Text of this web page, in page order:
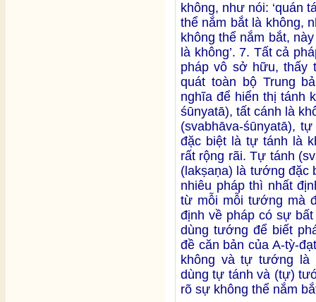
không, như nói: ‘quán
thể nắm bắt là không,
không thể nắm bắt,
là không’. 7. Tất cả
pháp vô sở hữu, thấy
quát toàn bộ Trung
nghĩa để hiển thị tánh
śūnyatā), tất cánh là
(svabhāva-śūnyatā),
đặc biệt là tự tánh là
rất rộng rãi. Tự tánh
(lakṣaṇa) là tướng đặc
nhiêu pháp thì nhất
từ mỗi mỗi tướng mà
định về pháp có sự
dùng tướng để biết
đề căn bản của A-tỳ-
không và tự tướng là
dùng tự tánh và (tự)
rõ sự không thể nắm